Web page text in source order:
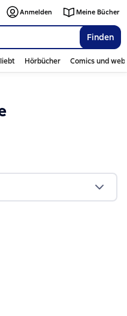
Finden
Anmelden Meine Bücher
Hörbücher Comics und
0 на основе 0 оценок